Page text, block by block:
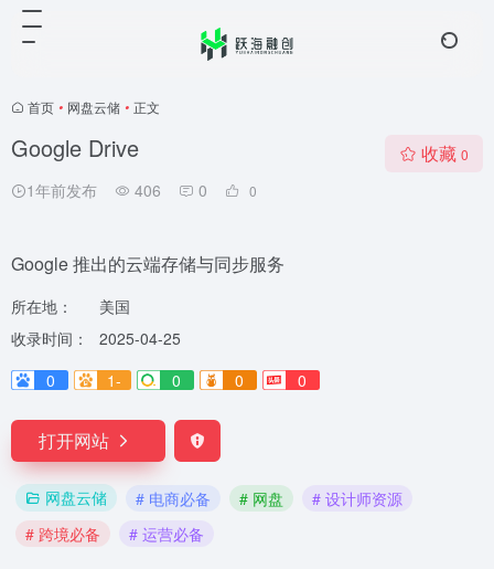
首页 • 网盘云储 • 正文
Google Drive
1年前发布 406 0 0
收藏 0
Google 推出的云端存储与同步服务
所在地：
美国
收录时间：
2025-04-25
0
1- 0 0 0
打开网站
网盘云储 # 电商必备 # 网盘
# 设计师资源
# 跨境必备
# 运营必备